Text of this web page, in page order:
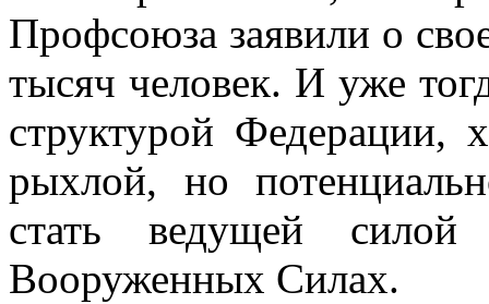
Профсоюза заявили о
тысяч человек. И уже
структурой Федерации,
рыхлой, но
стать ведущей
Вооруженных Силах.